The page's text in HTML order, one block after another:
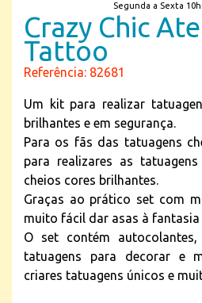
Segunda a Sexta
Crazy Chic
Tattoo
Referência: 82681
Um kit para realizar
brilhantes e em segurança.
Para os fãs das tatuagens
para realizares as
cheios cores brilhantes.
Graças ao prático set com
muito fácil dar asas à
O set contém
tatuagens para decorar e
criares tatuagens únicos e